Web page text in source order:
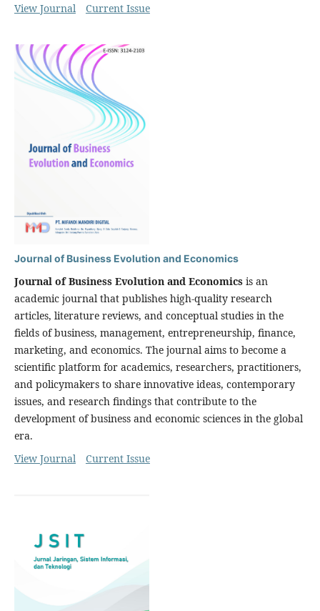
View Journal
Current Issue
Journal of Business Evolution and Economics
Journal of Business Evolution and Economicsis an
academic journal that publishes high-quality research
articles, literature reviews, and conceptual studies in the
fields of business, management, entrepreneurship, finance,
marketing, and economics. The journal aims to become a
scientific platform for academics, researchers, practitioners,
and policymakers to share innovative ideas, contemporary
issues, and research findings that contribute to the
development of business and economic sciences in the global
era.
View Journal
Current Issue